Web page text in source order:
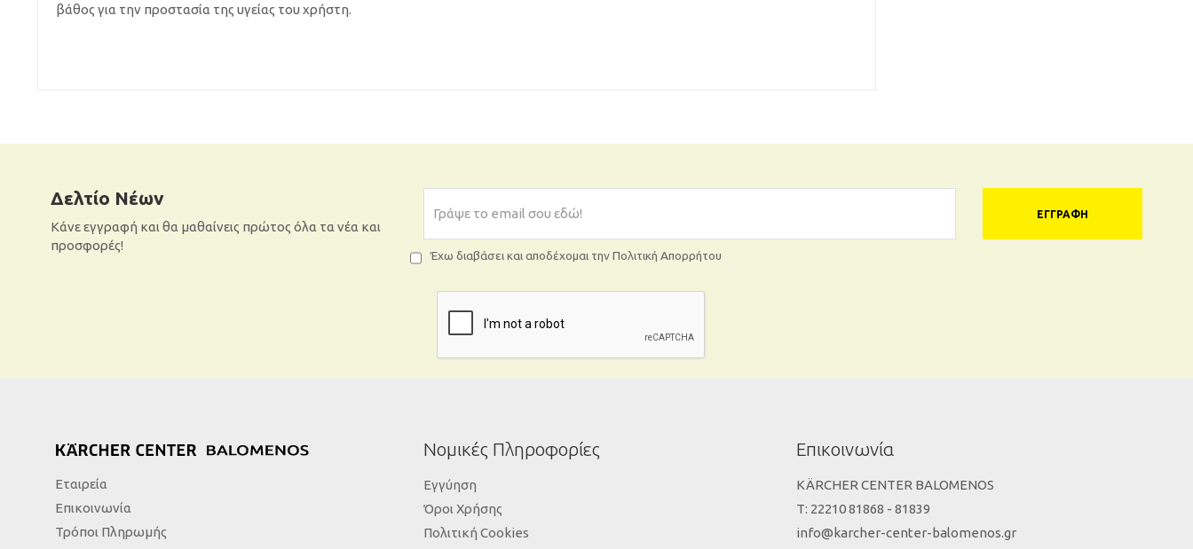
βάθος για την προστασία της υγείας του χρήστη.
Δελτίο Νέων
Κάνε εγγραφή και θα μαθαίνεις πρώτος όλα τα νέα και
προσφορές!
ΕΓΓΡΑΦΉ
Έχω διαβάσει και αποδέχομαι την Πολιτική Απορρήτου
Εταιρεία
Επικοινωνία
Τρόποι Πληρωμής
Νομικές Πληροφορίες
Εγγύηση
Όροι Χρήσης
Πολιτική Cookies
Επικοινωνία
KÄRCHER CENTER BALOMENOS
Τ: 22210 81868 - 81839
info@karcher-center-balomenos.gr